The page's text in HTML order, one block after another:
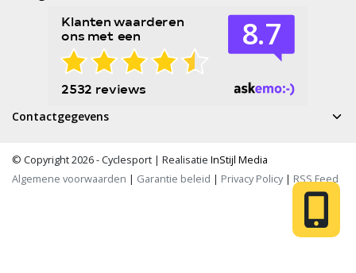
Contactgegevens
© Copyright 2026 - Cyclesport | Realisatie InStijl Media
Algemene voorwaarden | Garantie beleid | Privacy Policy| RSS Feed